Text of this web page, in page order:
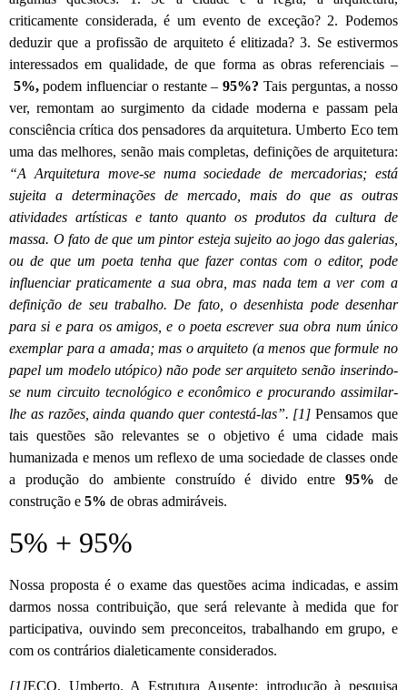
criticamente considerada, é um evento de exceção? 2. Podemos
deduzir que a profissão de arquiteto é elitizada? 3. Se estivermos
interessados em qualidade, de que forma as obras referenciais –
5%,podem influenciar o restante –95%? Tais perguntas, a nosso
ver, remontam ao surgimento da cidade moderna e passam pela
consciência crítica dos pensadores da arquitetura. Umberto Eco tem
uma das melhores, senão mais completas, definições de arquitetura:
“A Arquitetura move-se numa sociedade de mercadorias; está
sujeita a determinações de mercado, mais do que as outras
atividades artísticas e tanto quanto os produtos da cultura de
massa. O fato de que um pintor esteja sujeito ao jogo das galerias,
ou de que um poeta tenha que fazer contas com o editor, pode
influenciar praticamente a sua obra, mas nada tem a ver com a
definição de seu trabalho. De fato, o desenhista pode desenhar
para si e para os amigos, e o poeta escrever sua obra num único
exemplar para a amada; mas o arquiteto (a menos que formule no
papel um modelo utópico) não pode ser arquiteto senão inserindo-
se num circuito tecnológico e econômico e procurando assimilar-
lhe as razões, ainda quando quer contestá-las”. [1] Pensamos que
tais questões são relevantes se o objetivo é uma cidade mais
humanizada e menos um reflexo de uma sociedade de classes onde
a produção do ambiente construído é divido entre95% de
construção e 5% de obras admiráveis.
5% + 95%
Nossa proposta é o exame das questões acima indicadas, e assim
darmos nossa contribuição, que será relevante à medida que for
participativa, ouvindo sem preconceitos, trabalhando em grupo, e
com os contrários dialeticamente considerados.
[1]ECO, Umberto. A Estrutura Ausente: introdução à pesquisa